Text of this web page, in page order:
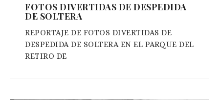
FOTOS DIVERTIDAS DE DESPEDIDA
DE SOLTERA
REPORTAJE DE FOTOS DIVERTIDAS DE
DESPEDIDA DE SOLTERA EN EL PARQUE DEL
RETIRO DE